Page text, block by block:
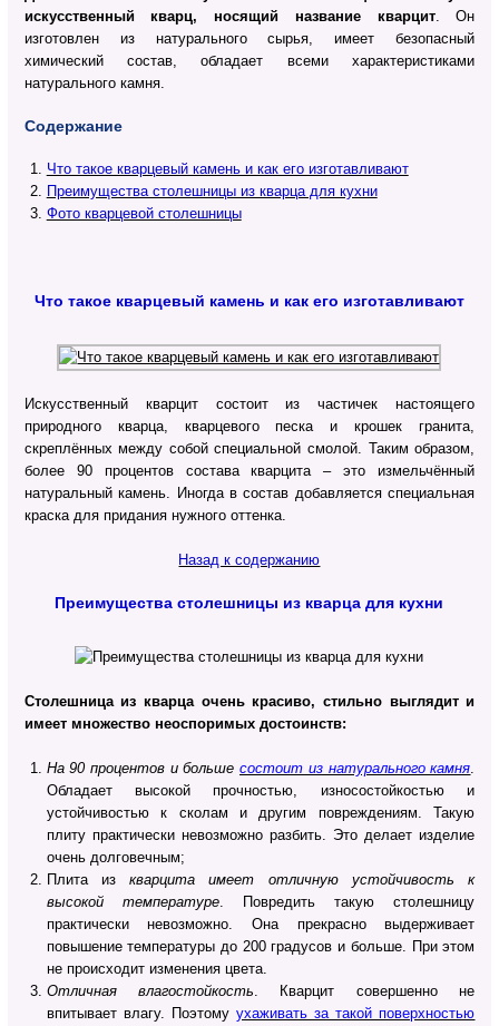
искусственный кварц, носящий название кварцит. Он
изготовлен из натурального сырья, имеет безопасный
химический состав, обладает всеми характеристиками
натурального камня.
Содержание
Что такое кварцевый камень и как его изготавливают
Преимущества столешницы из кварца для кухни
Фото кварцевой столешницы
Что такое кварцевый камень и как его изготавливают
Искусственный кварцит состоит из частичек настоящего
природного кварца, кварцевого песка и крошек гранита,
скреплённых между собой специальной смолой. Таким образом,
более 90 процентов состава кварцита – это измельчённый
натуральный камень. Иногда в состав добавляется специальная
краска для придания нужного оттенка.
Назад к содержанию
Преимущества столешницы из кварца для кухни
Столешница из кварца очень красиво, стильно выглядит и
имеет множество неоспоримых достоинств:
На 90 процентов и большесостоит из натурального камня.
Обладает высокой прочностью, износостойкостью и
устойчивостью к сколам и другим повреждениям. Такую
плиту практически невозможно разбить. Это делает изделие
очень долговечным;
Плита изкварцита имеет отличную устойчивость к
высокой температуре. Повредить такую столешницу
практически невозможно. Она прекрасно выдерживает
повышение температуры до 200 градусов и больше. При этом
не происходит изменения цвета.
Отличная влагостойкость. Кварцит совершенно не
впитывает влагу. Поэтому ухаживать за такой поверхностью